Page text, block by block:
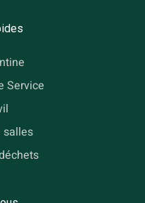
Service
salles